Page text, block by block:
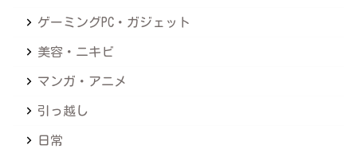
ゲーミングPC・ガジェット
美容・ニキビ
マンガ・アニメ
引っ越し
日常